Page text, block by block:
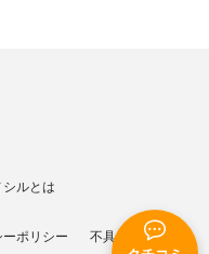
シルとは
ポリシー 不具合報告